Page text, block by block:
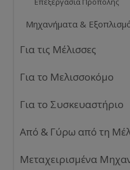
Μηχανήματα &
Για τις Μέλισσες
Για το Μελισσοκόμο
Για το Συσκευαστήριο
Από & Γύρω από τη
Μεταχειρισμένα